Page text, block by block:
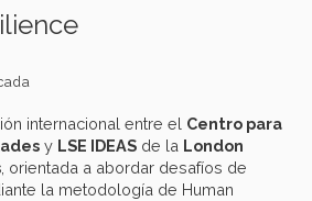
internacional entre el Centro para
y LSE IDEAS de la London
, orientada a abordar desafíos de
la metodología de Human